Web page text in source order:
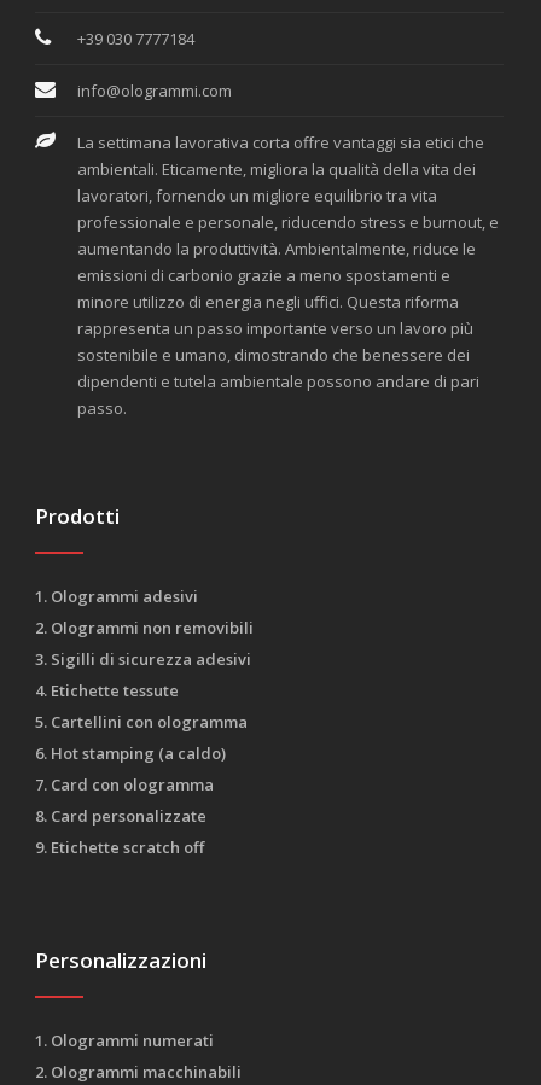
+39 030 7777184
info@ologrammi.com
La settimana lavorativa corta offre vantaggi sia etici che
ambientali. Eticamente, migliora la qualità della vita dei
lavoratori, fornendo un migliore equilibrio tra vita
professionale e personale, riducendo stress e burnout, e
aumentando la produttività. Ambientalmente, riduce le
emissioni di carbonio grazie a meno spostamenti e
minore utilizzo di energia negli uffici. Questa riforma
rappresenta un passo importante verso un lavoro più
sostenibile e umano, dimostrando che benessere dei
dipendenti e tutela ambientale possono andare di pari
passo.
Prodotti
1. Ologrammi adesivi
2. Ologrammi non removibili
3. Sigilli di sicurezza adesivi
4. Etichette tessute
5. Cartellini con ologramma
6. Hot stamping (a caldo)
7. Card con ologramma
8. Card personalizzate
9. Etichette scratch off
Personalizzazioni
1. Ologrammi numerati
2. Ologrammi macchinabili